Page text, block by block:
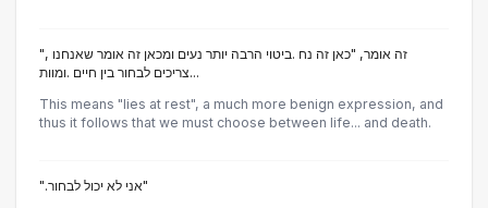
", זה אומר, "כאן זה נח .ביטוי הרבה יותר נעים ומכאן זה אומר שאנחנו
...צריכים לבחור בין חיים .ומוות
This means "lies at rest", a much more benign expression, and
thus it follows that we must choose between life... and death.
".אני לא יכול לבחור"